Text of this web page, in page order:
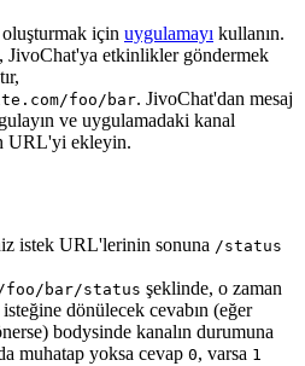
için uygulamayı kullanın.
JivoChat'ya etkinlikler göndermek
foo/bar. JivoChat'dan mesaj
ve uygulamadaki kanal
URL'yi ekleyin.
istek URL'lerinin sonuna /status
bar/status şeklinde, o zaman
isteğine dönülecek cevabın (eğer
bodysinde kanalın durumuna
muhatap yoksa cevap 0, varsa 1